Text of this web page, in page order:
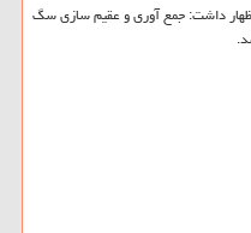
و محیط زیست منطقه ۲۲، اظهار داشت: جمع آوری و عقیم سازی سگ